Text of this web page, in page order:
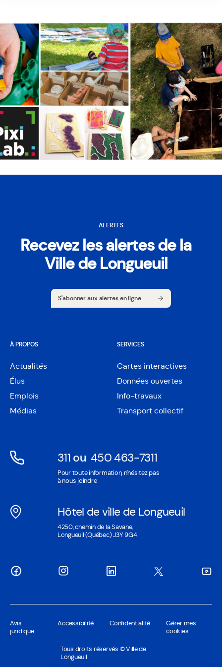
ALERTES
Recevez les alertes de la
Ville de Longueuil
S'abonner aux alertes en ligne
À PROPOS
Actualités
Élus
Emplois
Médias
SERVICES
Cartes interactives
Ouvre
dans
une
nouvelle
Données ouvertes
Ouvre
dans
une
Info-travaux
Transport collectif
311Ouvre
dans
une
fenêtre
ou 450 463-7311
Ouvre
dans
fenêtre
Pour toute information, n'hésitez pas
à nous joindre
Hôtel de ville de Longueuil
Ouvre
dans
une
4250, chemin de la Savane,
Longueuil (Québec) J3Y 9G4
Avis
juridique
Accessibilité Confidentialité
Gérer mes
cookies
Tous droits réservés © Ville de
Longueuil